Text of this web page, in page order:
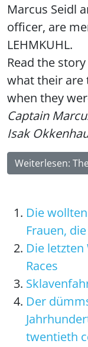
Marcus Seidl
officer, are
LEHMKUHL.
Read the
what their are
when they
Captain
Isak
Weiterlesen:
Die
Frauen,
Die letzten
Races
Der
twentieth